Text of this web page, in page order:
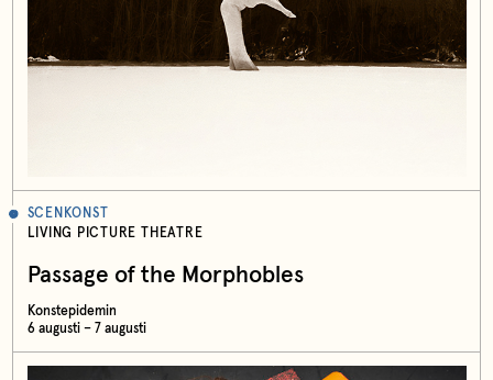
SCENKONST
LIVING PICTURE THEATRE
Passage of the Morphobles
Konstepidemin
6 augusti – 7 augusti